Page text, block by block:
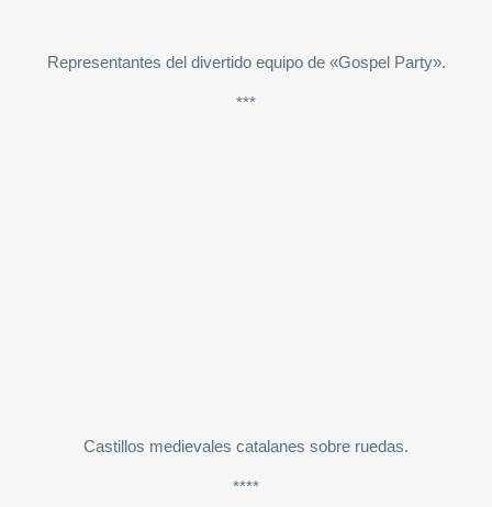
Representantes del divertido equipo de «Gospel Party».
***
Castillos medievales catalanes sobre ruedas.
****